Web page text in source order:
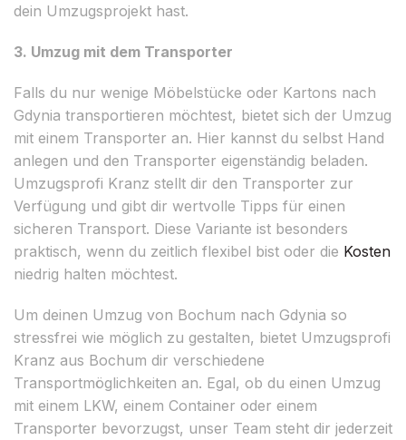
dein Umzugsprojekt hast.
3. Umzug mit dem Transporter
Falls du nur wenige Möbelstücke oder Kartons nach
Gdynia transportieren möchtest, bietet sich der Umzug
mit einem Transporter an. Hier kannst du selbst Hand
anlegen und den Transporter eigenständig beladen.
Umzugsprofi Kranz stellt dir den Transporter zur
Verfügung und gibt dir wertvolle Tipps für einen
sicheren Transport. Diese Variante ist besonders
praktisch, wenn du zeitlich flexibel bist oder die Kosten
niedrig halten möchtest.
Um deinen Umzug von Bochum nach Gdynia so
stressfrei wie möglich zu gestalten, bietet Umzugsprofi
Kranz aus Bochum dir verschiedene
Transportmöglichkeiten an. Egal, ob du einen Umzug
mit einem LKW, einem Container oder einem
Transporter bevorzugst, unser Team steht dir jederzeit